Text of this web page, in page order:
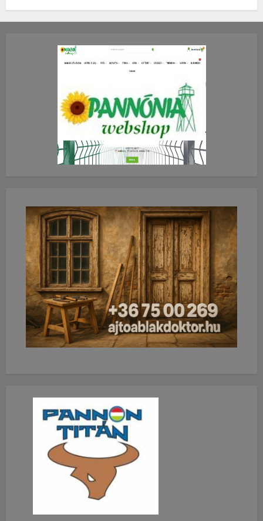
2026.JÚLIUS.23. CSÜTÖRTÖK.
0